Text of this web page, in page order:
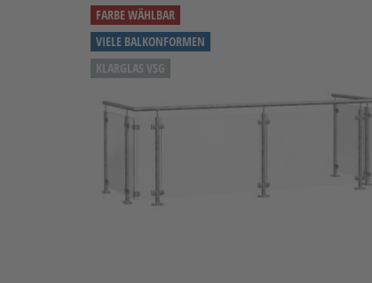
FARBE WÄHLBAR
VIELE BALKONFORMEN
KLARGLAS VSG